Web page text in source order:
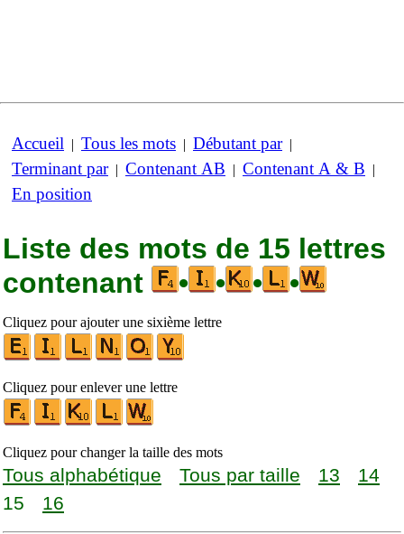
Accueil | Tous les mots | Débutant par|
Terminant par| Contenant AB | Contenant A & B |
En position
Liste des mots de 15 lettres
contenant
• • • •
Cliquez pour ajouter une sixième lettre
Cliquez pour enlever une lettre
Cliquez pour changer la taille des mots
Tous alphabétique Tous par taille 13
14
15
16